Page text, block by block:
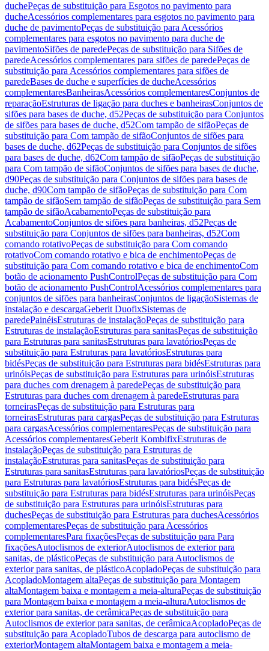
duchePeças de substituição para Esgotos no pavimento para
ducheAcessórios complementares para esgotos no pavimento para
duche de pavimentoPeças de substituição para Acessórios
complementares para esgotos no pavimento para duche de
pavimentoSifões de paredePeças de substituição para Sifões de
paredeAcessórios complementares para sifões de paredePeças de
substituição para Acessórios complementares para sifões de
paredeBases de duche e superfícies de ducheAcessórios
complementaresBanheirasAcessórios complementaresConjuntos de
reparaçãoEstruturas de ligação para duches e banheirasConjuntos de
sifões para bases de duche, d52Peças de substituição para Conjuntos
de sifões para bases de duche, d52Com tampão de sifãoPeças de
substituição para Com tampão de sifãoConjuntos de sifões para
bases de duche, d62Peças de substituição para Conjuntos de sifões
para bases de duche, d62Com tampão de sifãoPeças de substituição
para Com tampão de sifãoConjuntos de sifões para bases de duche,
d90Peças de substituição para Conjuntos de sifões para bases de
duche, d90Com tampão de sifãoPeças de substituição para Com
tampão de sifãoSem tampão de sifãoPeças de substituição para Sem
tampão de sifãoAcabamentoPeças de substituição para
AcabamentoConjuntos de sifões para banheiras, d52Peças de
substituição para Conjuntos de sifões para banheiras, d52Com
comando rotativoPeças de substituição para Com comando
rotativoCom comando rotativo e bica de enchimentoPeças de
substituição para Com comando rotativo e bica de enchimentoCom
botão de acionamento PushControlPeças de substituição para Com
botão de acionamento PushControlAcessórios complementares para
conjuntos de sifões para banheirasConjuntos de ligaçãoSistemas de
instalação e descargaGeberit DuofixSistemas de
paredePainéisEstruturas de instalaçãoPeças de substituição para
Estruturas de instalaçãoEstruturas para sanitasPeças de substituição
para Estruturas para sanitasEstruturas para lavatóriosPeças de
substituição para Estruturas para lavatóriosEstruturas para
bidésPeças de substituição para Estruturas para bidésEstruturas para
urinóisPeças de substituição para Estruturas para urinóisEstruturas
para duches com drenagem à paredePeças de substituição para
Estruturas para duches com drenagem à paredeEstruturas para
torneirasPeças de substituição para Estruturas para
torneirasEstruturas para cargasPeças de substituição para Estruturas
para cargasAcessórios complementaresPeças de substituição para
Acessórios complementaresGeberit KombifixEstruturas de
instalaçãoPeças de substituição para Estruturas de
instalaçãoEstruturas para sanitasPeças de substituição para
Estruturas para sanitasEstruturas para lavatóriosPeças de substituição
para Estruturas para lavatóriosEstruturas para bidésPeças de
substituição para Estruturas para bidésEstruturas para urinóisPeças
de substituição para Estruturas para urinóisEstruturas para
duchesPeças de substituição para Estruturas para duchesAcessórios
complementaresPeças de substituição para Acessórios
complementaresPara fixaçõesPeças de substituição para Para
fixaçõesAutoclismos de exteriorAutoclismos de exterior para
sanitas, de plásticoPeças de substituição para Autoclismos de
exterior para sanitas, de plásticoAcopladoPeças de substituição para
AcopladoMontagem altaPeças de substituição para Montagem
altaMontagem baixa e montagem a meia-alturaPeças de substituição
para Montagem baixa e montagem a meia-alturaAutoclismos de
exterior para sanitas, de cerâmicaPeças de substituição para
Autoclismos de exterior para sanitas, de cerâmicaAcopladoPeças de
substituição para AcopladoTubos de descarga para autoclismo de
exteriorMontagem altaMontagem baixa e montagem a meia-